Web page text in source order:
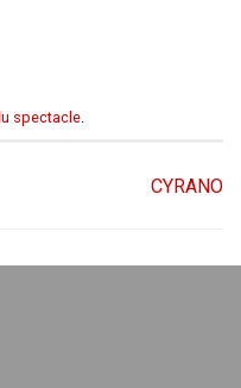
spectacle.
CYRANO